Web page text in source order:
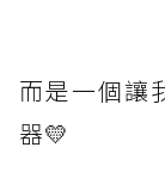
而是一個讓
器💛